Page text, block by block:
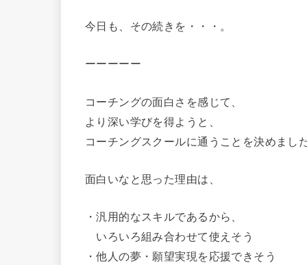
今日も、その続きを・・・。
ーーーーー
コーチングの面白さを感じて、
より深い学びを得ようと、
コーチングスクールに通うことを決めまし
面白いなと思った理由は、
・汎用的なスキルであるから、
いろいろ組み合わせて使えそう
・他人の夢・願望実現を応援できそう